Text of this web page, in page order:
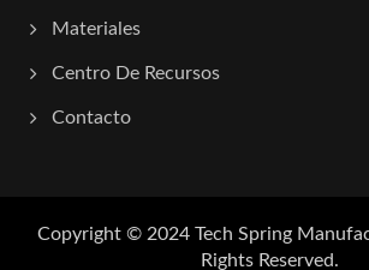
Materiales
Centro De Recursos
Contacto
Copyright © 2024 Tech Spring
Rights Reserved.